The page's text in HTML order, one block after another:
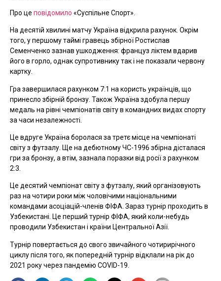
Про це повідомило «Суспільне Спорт».
На десятій хвилині матчу Україна відкрила рахунок. Окрім
того, у першому таймі гравець збірної Ростислав
Семенченко зазнав ушкодження: француз ліктем вдарив
його в горло, однак супротивнику так і не показали червону
картку.
Гра завершилася рахунком 7:1 на користь українців, що
принесло збірній бронзу. Також Україна здобула першу
медаль на рівні чемпіонатів світу в командних видах спорту
за часи незалежності.
Це вдруге Україна боролася за третє місце на чемпіонаті
світу з футзалу. Ще на дебютному ЧС-1996 збірна дісталася
гри за бронзу, а втім, зазнала поразки від росії з рахунком
2:3.
Це десятий чемпіонат світу з футзалу, який організовують
раз на чотири роки між чоловічими національними
командами асоціацій-членів ФІФА. Зараз турнір проходить в
Узбекистані. Це перший турнір ФІФА, який коли-небудь
проводили Узбекистан і країни Центральної Азії.
Турнір повертається до свого звичайного чотирирічного
циклу після того, як попередній турнір відклали на рік до
2021 року через пандемію COVID-19.